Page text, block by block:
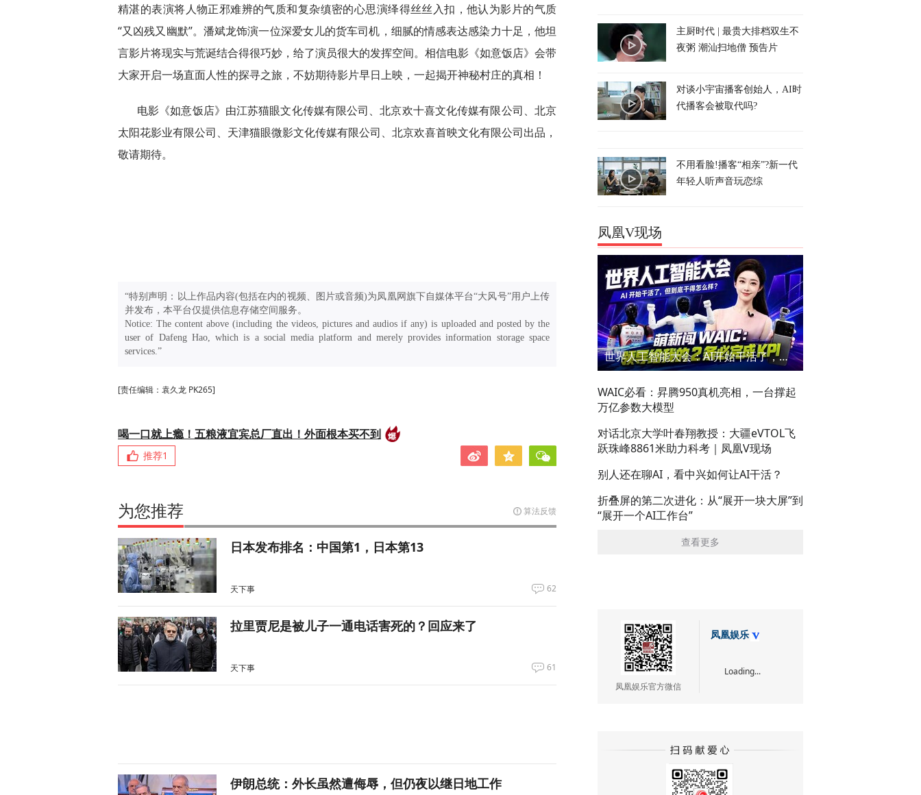
精湛的表演将人物正邪难辨的气质和复杂缜密的心思演绎得丝丝入扣，他认为影片的气质
“又凶残又幽默”。潘斌龙饰演一位深爱女儿的货车司机，细腻的情感表达感染力十足，他坦
言影片将现实与荒诞结合得很巧妙，给了演员很大的发挥空间。相信电影《如意饭店》会带
大家开启一场直面人性的探寻之旅，不妨期待影片早日上映，一起揭开神秘村庄的真相！
电影《如意饭店》由江苏猫眼文化传媒有限公司、北京欢十喜文化传媒有限公司、北京
太阳花影业有限公司、天津猫眼微影文化传媒有限公司、北京欢喜首映文化有限公司出品，
敬请期待。
“特别声明：以上作品内容(包括在内的视频、图片或音频)为凤凰网旗下自媒体平台“大风号”用户上传
并发布，本平台仅提供信息存储空间服务。
Notice: The content above (including the videos, pictures and audios if any) is uploaded and posted by the
user of Dafeng Hao, which is a social media platform and merely provides information storage space
services.”
[责任编辑：袁久龙 PK265]
喝一口就上瘾！五粮液宜宾总厂直出！外面根本买不到
推荐1
为您推荐 算法反馈
日本发布排名：中国第1，日本第13
天下事 62
拉里贾尼是被儿子一通电话害死的？回应来了
天下事 61
伊朗总统：外长虽然遭侮辱，但仍夜以继日地工作
主厨时代 | 最贵大排档双生不
夜粥 潮汕扫地僧 预告片
对谈小宇宙播客创始人，AI时
代播客会被取代吗?
不用看脸!播客“相亲”?新一代
年轻人听声音玩恋综
凤凰V现场
世界人工智能大会：AI开始干活了，但到底干的怎么样？萌新闯WAIC
WAIC必看：昇腾950真机亮相，一台撑起
万亿参数大模型
对话北京大学叶春翔教授：大疆eVTOL飞
跃珠峰8861米助力科考｜凤凰V现场
别人还在聊AI，看中兴如何让AI干活？
折叠屏的第二次进化：从“展开一块大屏”到
“展开一个AI工作台”
查看更多
凤凰娱乐官方微信
凤凰娱乐
Loading...